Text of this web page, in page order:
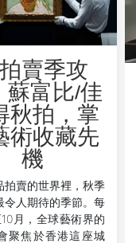
拍賣季攻
蘇富比/佳
秋拍，掌
術收藏先
機
拍賣的世界裡，秋季
令人期待的季節。每
月，全球藝術界的
聚焦於香港這座城